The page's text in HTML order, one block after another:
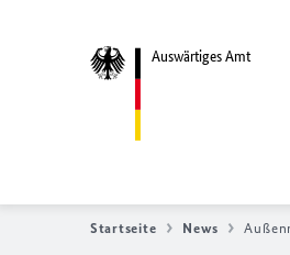
Auswärtiges Amt
Startseite News